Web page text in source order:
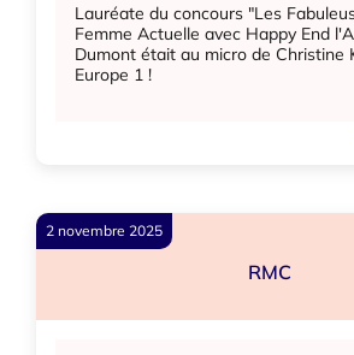
Lauréate du concours "Les
Femme Actuelle avec Happy End
Dumont était au micro de Christine
Europe 1 !
2 novembre 2025
RMC